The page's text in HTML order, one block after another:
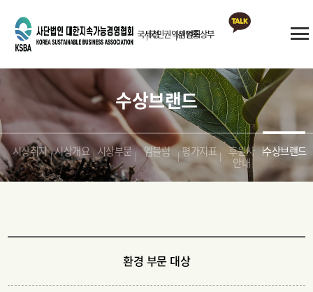
국세청국민권익위원회
산업통상부
수상브랜드
시상취지 시상개요 시상부문 엠블럼 평가지표 후원사
안내
수상브랜드
환경 부문 대상